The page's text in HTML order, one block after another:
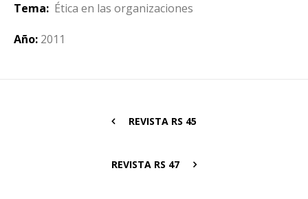
Tema: Ética en las organizaciones
Año: 2011
REVISTA RS 45
REVISTA RS 47